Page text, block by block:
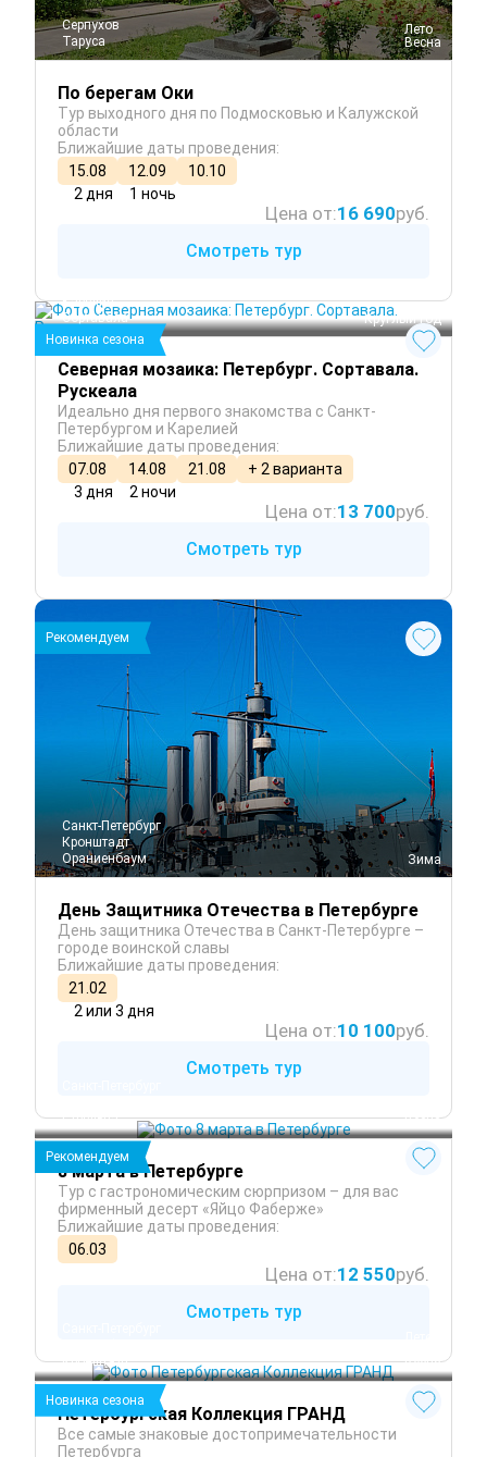
Серпухов
Таруса
Лето
Весна
По берегам Оки
Тур выходного дня по Подмосковью и Калужской
области
Ближайшие даты проведения:
15.08
12.09
10.10
2 дня
1 ночь
Цена от:16 690руб.
Смотреть тур
Карелия
Сортавала
Новинка сезона
Круглый год
Северная мозаика: Петербург. Сортавала.
Рускеала
Идеально дня первого знакомства с Санкт-
Петербургом и Карелией
Ближайшие даты проведения:
07.08
14.08 21.08
+ 2 варианта
3 дня
2 ночи
Цена от:13 700руб.
Смотреть тур
Санкт-Петербург
Кронштадт
Ораниенбаум
Рекомендуем
Зима
День Защитника Отечества в Петербурге
День защитника Отечества в Санкт-Петербурге –
городе воинской славы
Ближайшие даты проведения:
21.02
2 или 3 дня
Цена от:10 100руб.
Смотреть тур
Стрельна
Рекомендуем
Весна
8 марта в Петербурге
Тур с гастрономическим сюрпризом – для вас
фирменный десерт «Яйцо Фаберже»
Ближайшие даты проведения:
06.03
Цена от:12 550руб.
Смотреть тур
Кронштадт
Новинка сезона
Весна
Петербургская Коллекция ГРАНД
Все самые знаковые достопримечательности
Петербурга